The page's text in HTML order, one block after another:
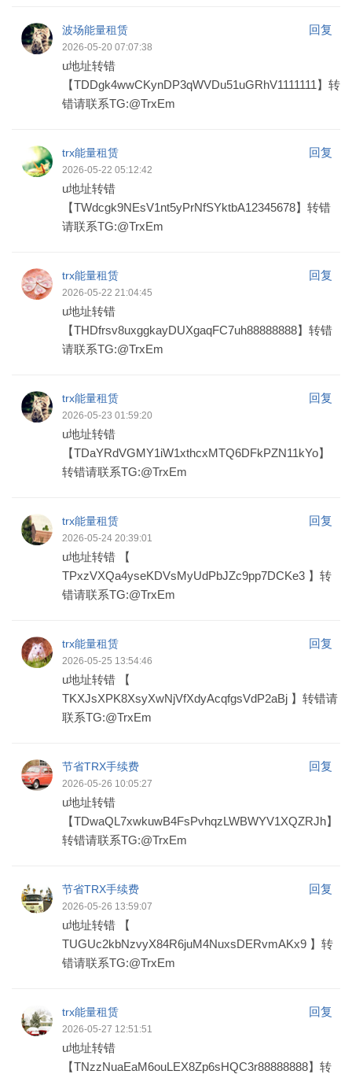
波场能量租赁 回复
2026-05-20 07:07:38
u地址转错
【TDDgk4wwCKynDP3qWVDu51uGRhV1111111】转
错请联系TG:@TrxEm
trx能量租赁 回复
2026-05-22 05:12:42
u地址转错
【TWdcgk9NEsV1nt5yPrNfSYktbA12345678】转错
请联系TG:@TrxEm
trx能量租赁 回复
2026-05-22 21:04:45
u地址转错
【THDfrsv8uxggkayDUXgaqFC7uh88888888】转错
请联系TG:@TrxEm
trx能量租赁 回复
2026-05-23 01:59:20
u地址转错
【TDaYRdVGMY1iW1xthcxMTQ6DFkPZN11kYo】
转错请联系TG:@TrxEm
trx能量租赁 回复
2026-05-24 20:39:01
u地址转错 【
TPxzVXQa4yseKDVsMyUdPbJZc9pp7DCKe3 】转
错请联系TG:@TrxEm
trx能量租赁 回复
2026-05-25 13:54:46
u地址转错 【
TKXJsXPK8XsyXwNjVfXdyAcqfgsVdP2aBj 】转错请
联系TG:@TrxEm
节省TRX手续费 回复
2026-05-26 10:05:27
u地址转错
【TDwaQL7xwkuwB4FsPvhqzLWBWYV1XQZRJh】
转错请联系TG:@TrxEm
节省TRX手续费 回复
2026-05-26 13:59:07
u地址转错 【
TUGUc2kbNzvyX84R6juM4NuxsDERvmAKx9 】转
错请联系TG:@TrxEm
trx能量租赁 回复
2026-05-27 12:51:51
u地址转错
【TNzzNuaEaM6ouLEX8Zp6sHQC3r88888888】转